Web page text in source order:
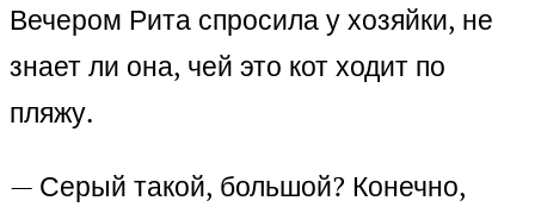
Вечером Рита спросила у хозяйки, не
знает ли она, чей это кот ходит по
пляжу.
— Серый такой, большой? Конечно,